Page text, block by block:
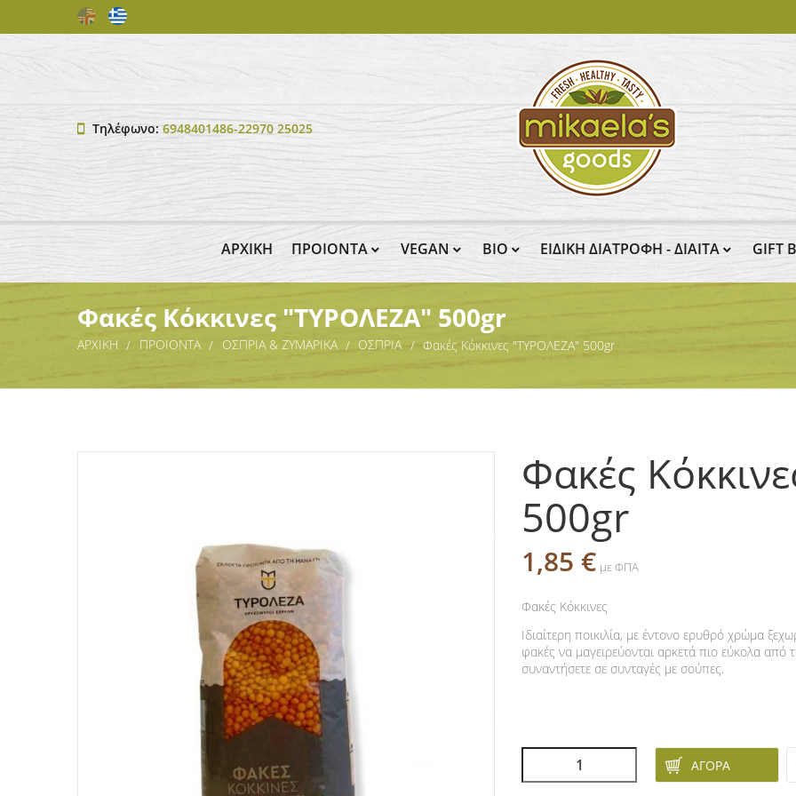
Τηλέφωνο:6948401486-22970 25025
ΑΡΧΙΚΗ ΠΡΟΙΟΝΤΑ VEGAN BIO ΕΙΔΙΚΗ ΔΙΑΤΡΟΦΗ - ΔΙΑΙΤΑ GIFT
Φακές Κόκκινες "ΤΥΡΟΛΕΖΑ" 500gr
ΑΡΧΙΚΗ ΠΡΟΙΟΝΤΑ ΟΣΠΡΙΑ & ΖΥΜΑΡΙΚΑ ΟΣΠΡΙΑ Φακές Κόκκινες "ΤΥΡΟΛΕΖΑ" 500gr
Φακές
500gr
1,85 € με ΦΠΑ
Φακές Κόκκινες
Ιδιαίτερη ποικιλία, με έντονο ερυθρό χρώμα
φακές να μαγειρεύονται αρκετά πιο εύκολα από
συναντήσετε σε συνταγές με σούπες.
ΑΓΟΡΆ